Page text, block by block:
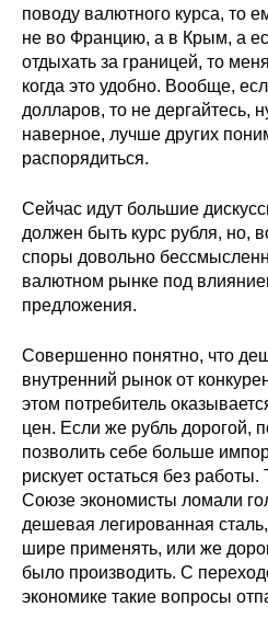
Редакционная
Информация для
Общие
Научные труды
Редакционная
Информация для
Общие
Стандарты
Семинары
поводу валютного курса, то
не во Францию, а в Крым, а
отдыхать за границей, то
когда это удобно. Вообще,
долларов, то не дергайтесь,
наверное, лучше других
распорядиться.
Сейчас идут большие
должен быть курс рубля, но,
споры довольно
валютном рынке под
предложения.
Совершенно понятно, что
внутренний рынок от
этом потребитель
цен. Если же рубль дорогой,
позволить себе больше
рискует остаться без
Союзе экономисты ломали
дешевая легированная
шире применять, или же
было производить. С
экономике такие вопросы